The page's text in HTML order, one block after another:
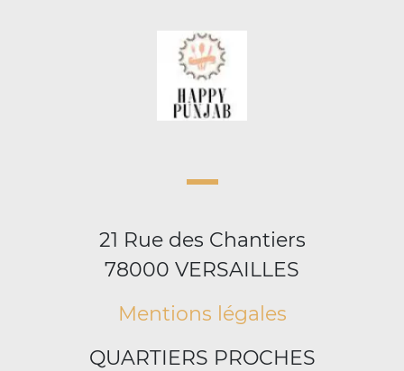
21 Rue des Chantiers
78000 VERSAILLES
Mentions légales
QUARTIERS PROCHES